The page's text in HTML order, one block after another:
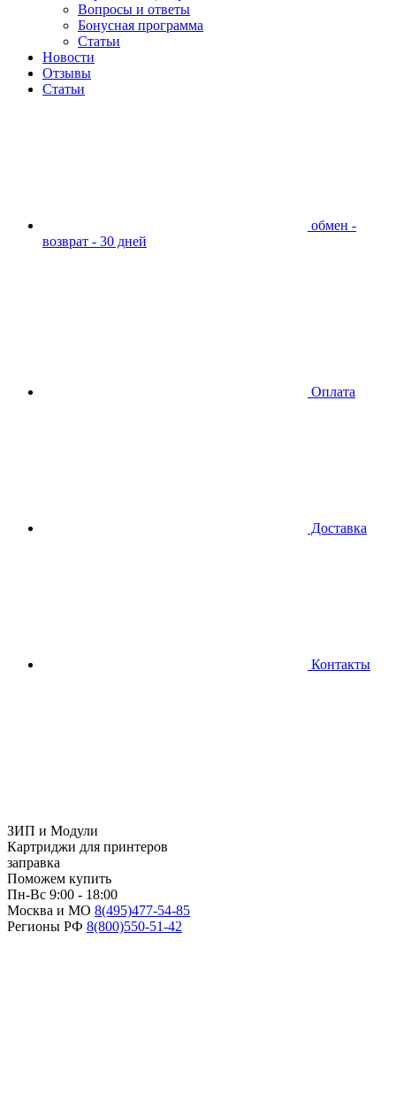
Вопросы и ответы
Бонусная программа
Статьи
Новости
Отзывы
Статьи
обмен -
возврат - 30 дней
Оплата
Доставка
Контакты
ЗИП и Модули
Картриджи для принтеров
заправка
Поможем купить
Пн-Вс 9:00 - 18:00
Москва и МО 8(495)477-54-85
Регионы РФ 8(800)550-51-42